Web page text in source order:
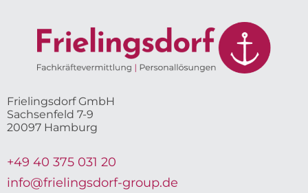
Frielingsdorf GmbH
Sachsenfeld 7-9
20097 Hamburg
+49 40 375 031 20
info@frielingsdorf-group.de